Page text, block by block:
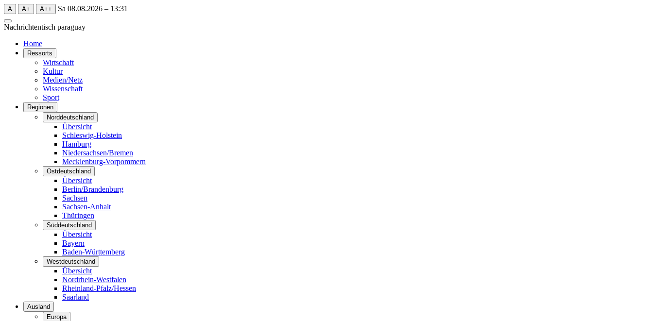
A A+ A++ Sa 08.08.2026 – 13:31
Nachrichtentisch paraguay
Home
Ressorts
Wirtschaft
Kultur
Medien/Netz
Wissenschaft
Sport
Regionen
Norddeutschland
Übersicht
Schleswig-Holstein
Hamburg
Niedersachsen/Bremen
Mecklenburg-Vorpommern
Ostdeutschland
Übersicht
Berlin/Brandenburg
Sachsen
Sachsen-Anhalt
Thüringen
Süddeutschland
Übersicht
Bayern
Baden-Württemberg
Westdeutschland
Übersicht
Nordrhein-Westfalen
Rheinland-Pfalz/Hessen
Saarland
Ausland
Europa